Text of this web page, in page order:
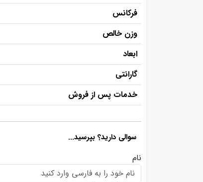
فرکانس
وزن خالص
ابعاد
گارانتی
خدمات پس از فروش
سوالی دارید؟ بپرسید...
نام